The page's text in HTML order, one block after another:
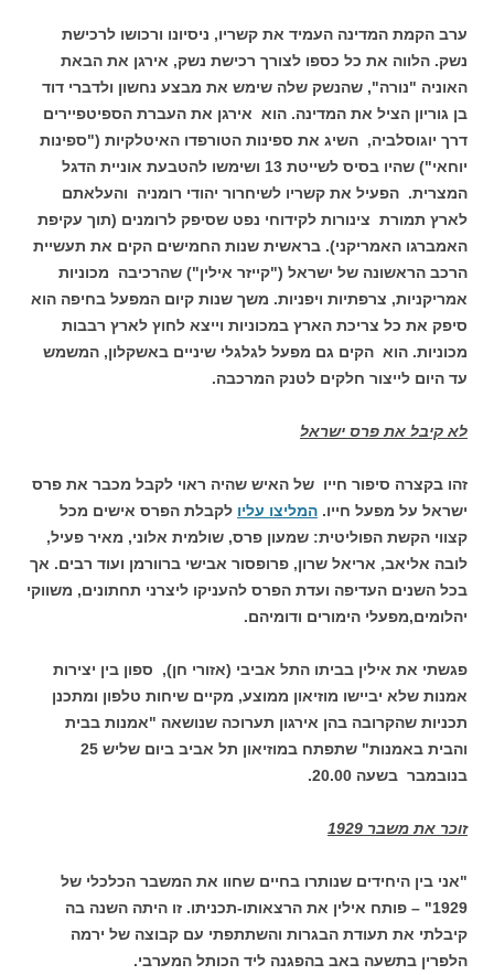
ערב הקמת המדינה העמיד את קשריו, ניסיונו ורכושו לרכישת
נשק. הלווה את כל כספו לצורך רכישת נשק, אירגן את הבאת
האוניה "נורה", שהנשק שלה שימש את מבצע נחשון ולדברי דוד
בן גוריון הציל את המדינה. הוא אירגן את העברת הספיטפיירים
דרך יוגוסלביה, השיג את ספינות הטורפדו האיטלקיות ("ספינות
יוחאי") שהיו בסיס לשייטת 13 ושימשו להטבעת אוניית הדגל
המצרית. הפעיל את קשריו לשיחרור יהודי רומניה והעלאתם
לארץ תמורת צינורות לקידוחי נפט שסיפק לרומנים (תוך עקיפת
האמברגו האמריקני). בראשית שנות החמישים הקים את תעשיית
הרכב הראשונה של ישראל ("קייזר אילין") שהרכיבה מכוניות
אמריקניות, צרפתיות ויפניות. משך שנות קיום המפעל בחיפה הוא
סיפק את כל צריכת הארץ במכוניות וייצא לחוץ לארץ רבבות
מכוניות. הוא הקים גם מפעל לגלגלי שיניים באשקלון, המשמש
עד היום לייצור חלקים לטנק המרכבה.
לא קיבל את פרס ישראל
זהו בקצרה סיפור חייו של האיש שהיה ראוי לקבל מכבר את פרס
ישראל על מפעל חייו. המליצו עליו לקבלת הפרס אישים מכל
קצווי הקשת הפוליטית: שמעון פרס, שולמית אלוני, מאיר פעיל,
לובה אליאב, אריאל שרון, פרופסור אבישי ברוורמן ועוד רבים. אך
בכל השנים העדיפה ועדת הפרס להעניקו ליצרני תחתונים, משווקי
יהלומים,מפעלי הימורים ודומיהם.
פגשתי את אילין בביתו התל אביבי (אזורי חן), ספון בין יצירות
אמנות שלא יביישו מוזיאון ממוצע, מקיים שיחות טלפון ומתכנן
תכניות שהקרובה בהן אירגון תערוכה שנושאה "אמנות בבית
והבית באמנות" שתפתח במוזיאון תל אביב ביום שליש 25
בנובמבר בשעה 20.00.
זוכר את משבר 1929
"אני בין היחידים שנותרו בחיים שחוו את המשבר הכלכלי של
1929" – פותח אילין את הרצאותו-תכניתו. זו היתה השנה בה
קיבלתי את תעודת הבגרות והשתתפתי עם קבוצה של ירמה
הלפרין בתשעה באב בהפגנה ליד הכותל המערבי.